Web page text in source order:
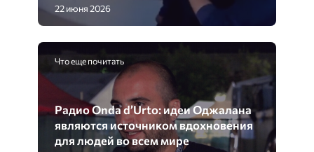
22 июня 2026
Что еще почитать
Радио Onda d’Urto: идеи Оджалана
являются источником вдохновения
для людей во всем мире